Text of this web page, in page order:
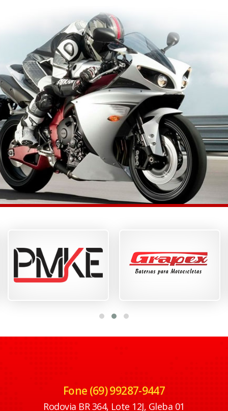
Fone (69) 99287-9447
Rodovia BR 364, Lote 12J, Gleba 01